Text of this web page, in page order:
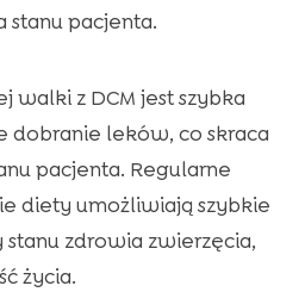
pacjenta.
walki z DCM jest szybka
dobranie leków, co skraca
pacjenta. Regularne
diety umożliwiają szybkie
zdrowia zwierzęcia,
życia.